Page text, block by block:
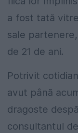
a fost tată
sale
de 21 de ani.
Potrivit
avut până
dragoste
consultantul